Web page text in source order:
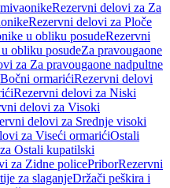
Rezervni delovi za Za
Rezervni delovi za Ploče
u obliku posudeRezervni
obliku posudeZa pravougaone
za Za pravougaone nadpultne
Bočni ormarićiRezervni delovi
Rezervni delovi za Niski
delovi za Visoki
delovi za Srednje visoki
za Viseći ormarićiOstali
Ostali kupatilski
za Zidne policePriborRezervni
za slaganjeDržači peškira i